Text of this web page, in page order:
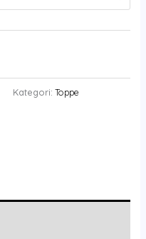
Kategori: Toppe